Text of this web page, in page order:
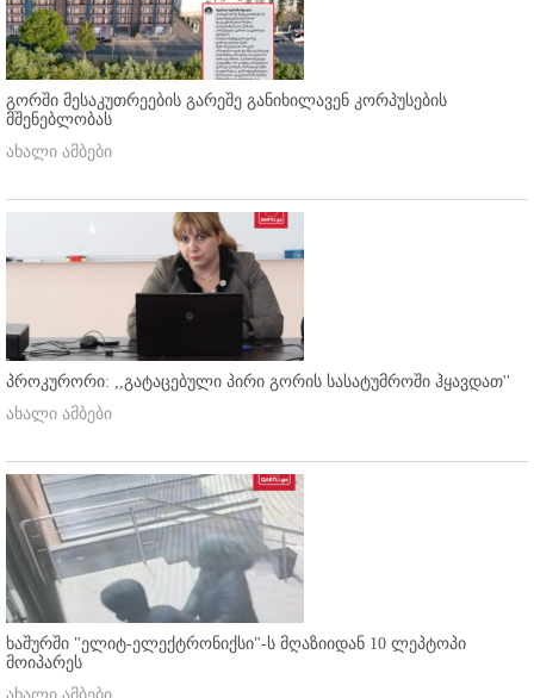
გორში მესაკუთრეების გარეშე განიხილავენ კორპუსების
მშენებლობას
ახალი ამბები
პროკურორი: ,,გატაცებული პირი გორის სასატუმროში ჰყავდათ''
ახალი ამბები
ხაშურში "ელიტ-ელექტრონიქსი"-ს მღაზიიდან 10 ლეპტოპი
მოიპარეს